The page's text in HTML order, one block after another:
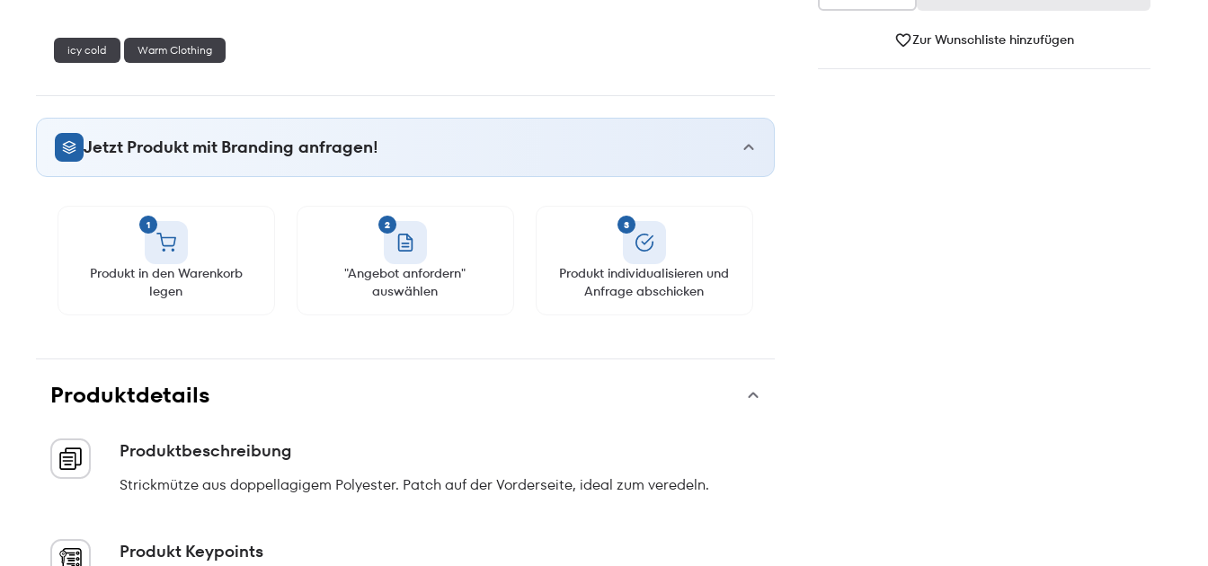
icy cold Warm Clothing
Zur Wunschliste hinzufügen
Jetzt Produkt mit Branding anfragen!
1
Produkt in den Warenkorb
legen
2
"Angebot anfordern"
auswählen
3
Produkt individualisieren und
Anfrage abschicken
Produktdetails
Produktbeschreibung
Strickmütze aus doppellagigem Polyester. Patch auf der Vorderseite, ideal zum veredeln.
Produkt Keypoints